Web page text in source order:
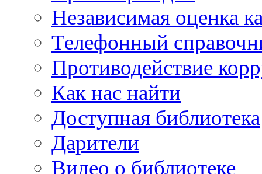
Независимая оценка
Телефонный
Противодействие
Как нас найти
Доступная библиотека
Дарители
Видео о библиотеке